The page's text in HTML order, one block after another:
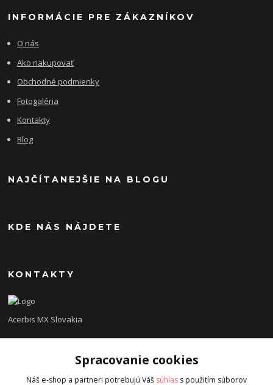
INFORMÁCIE PRE ZÁKAZNÍKOV
O nás
Ako nakupovať
Obchodné podmienky
Fotogaléria
Kontakty
Blog
NAJČÍTANEJŠIE NA BLOGU
KDE NÁS NÁJDETE
KONTAKTY
Acerbis MX Slovakia
+421948260186
Tel. číslo je určené iba pre SMS !!!
Spracovanie cookies
Náš e-shop a partneri potrebujú Váš súhlas s použitím súborov